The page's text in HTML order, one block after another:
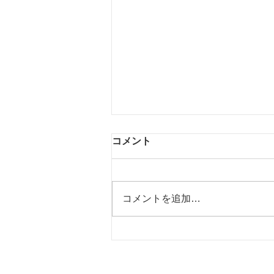
浦和まで♪
コメント
コメントを追加…